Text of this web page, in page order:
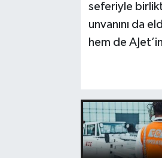
seferiyle
unvanını da
hem de